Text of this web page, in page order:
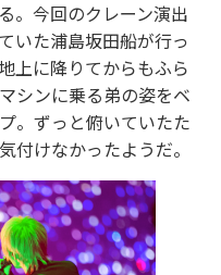
。今回のクレーン演出
いた浦島坂田船が行っ
上に降りてからもふら
シンに乗る弟の姿をベ
。ずっと俯いていたた
付けなかったようだ。